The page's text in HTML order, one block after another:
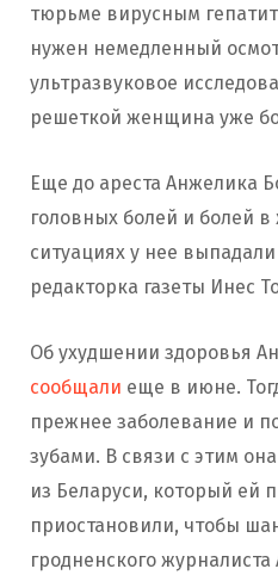
тюрьме вирусным
нужен немедленный
ультразвуковое
решеткой женщина уже
Еще до ареста Анжелика
головных болей и болей
ситуациях у нее
редакторка газеты Инес
Об ухудшении здоровья
сообщали еще в июне.
прежнее заболевание и
зубами. В связи с этим
из Беларуси, который ей
приостановили, чтобы
гродненского